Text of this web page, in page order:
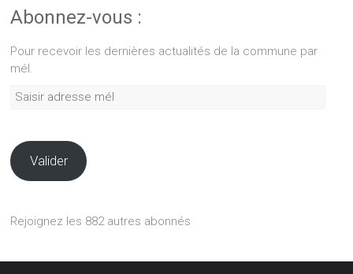
Abonnez-vous :
Pour recevoir les dernières actualités de la commune par
mél.
Saisir
Valider
Rejoignez les 882 autres abonnés